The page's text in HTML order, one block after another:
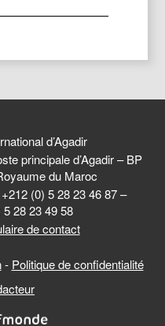
d’Agadir
principale d’Agadir – BP
du Maroc
(0) 5 28 23 46 87 –
28 23 49 58
de contact
- Politique de confidentialité